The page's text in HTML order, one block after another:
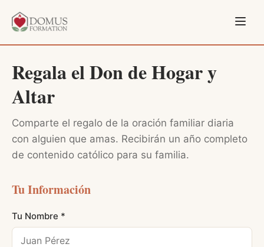
Regala el Don de Hogar y
Altar
Comparte el regalo de la oración familiar diaria
con alguien que amas. Recibirán un año completo
de contenido católico para su familia.
Tu Información
Tu Nombre *